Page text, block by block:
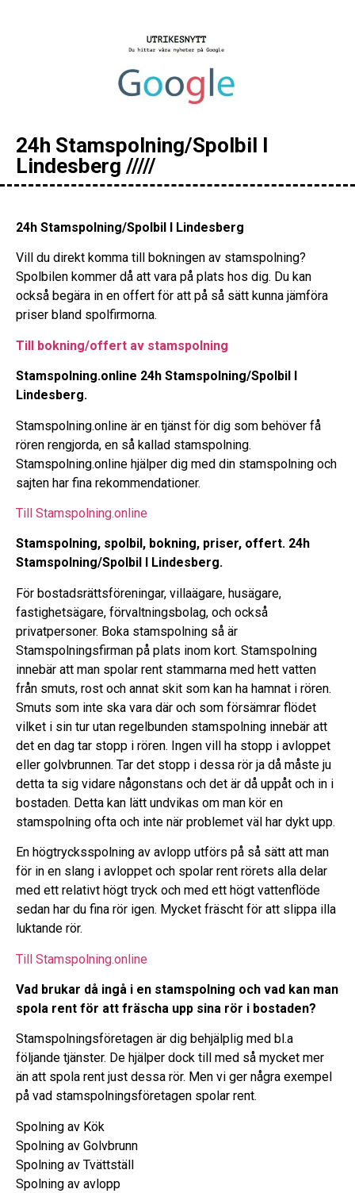
24h Stamspolning/Spolbil I
Lindesberg /////
24h Stamspolning/Spolbil I Lindesberg
Vill du direkt komma till bokningen av stamspolning?
Spolbilen kommer då att vara på plats hos dig. Du kan
också begära in en offert för att på så sätt kunna jämföra
priser bland spolfirmorna.
Till bokning/offert av stamspolning
Stamspolning.online 24h Stamspolning/Spolbil I
Lindesberg.
Stamspolning.online är en tjänst för dig som behöver få
rören rengjorda, en så kallad stamspolning.
Stamspolning.online hjälper dig med din stamspolning och
sajten har fina rekommendationer.
Till Stamspolning.online
Stamspolning, spolbil, bokning, priser, offert. 24h
Stamspolning/Spolbil I Lindesberg.
För bostadsrättsföreningar, villaägare, husägare,
fastighetsägare, förvaltningsbolag, och också
privatpersoner. Boka stamspolning så är
Stamspolningsfirman på plats inom kort. Stamspolning
innebär att man spolar rent stammarna med hett vatten
från smuts, rost och annat skit som kan ha hamnat i rören.
Smuts som inte ska vara där och som försämrar flödet
vilket i sin tur utan regelbunden stamspolning innebär att
det en dag tar stopp i rören. Ingen vill ha stopp i avloppet
eller golvbrunnen. Tar det stopp i dessa rör ja då måste ju
detta ta sig vidare någonstans och det är då uppåt och in i
bostaden. Detta kan lätt undvikas om man kör en
stamspolning ofta och inte när problemet väl har dykt upp.
En högtrycksspolning av avlopp utförs på så sätt att man
för in en slang i avloppet och spolar rent rörets alla delar
med ett relativt högt tryck och med ett högt vattenflöde
sedan har du fina rör igen. Mycket fräscht för att slippa illa
luktande rör.
Till Stamspolning.online
Vad brukar då ingå i en stamspolning och vad kan man
spola rent för att fräscha upp sina rör i bostaden?
Stamspolningsföretagen är dig behjälplig med bl.a
följande tjänster. De hjälper dock till med så mycket mer
än att spola rent just dessa rör. Men vi ger några exempel
på vad stamspolningsföretagen spolar rent.
Spolning av Kök
Spolning av Golvbrunn
Spolning av Tvättställ
Spolning av avlopp